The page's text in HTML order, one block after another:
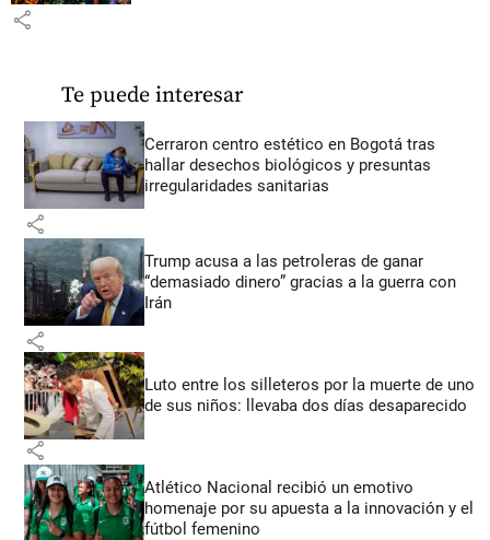
share
Te puede interesar
Cerraron centro estético en Bogotá tras
hallar desechos biológicos y presuntas
irregularidades sanitarias
share
Trump acusa a las petroleras de ganar
“demasiado dinero” gracias a la guerra con
Irán
share
Luto entre los silleteros por la muerte de uno
de sus niños: llevaba dos días desaparecido
share
Atlético Nacional recibió un emotivo
homenaje por su apuesta a la innovación y el
fútbol femenino